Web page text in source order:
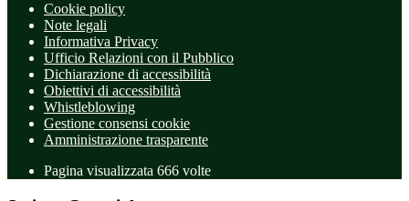
Cookie policy
Note legali
Informativa Privacy
Ufficio Relazioni con il Pubblico
Dichiarazione di accessibilità
Obiettivi di accessibilità
Whistleblowing
Gestione consensi cookie
Amministrazione trasparente
Pagina visualizzata 666 volte